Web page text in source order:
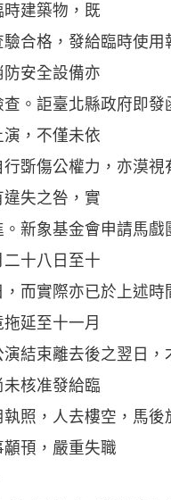
建築物，既
驗合格，發給臨時使用
安全設備亦
查。詎臺北縣政府即發
，不僅未依
行斲傷公權力，亦漠視
失之咎，實
新象基金會申請馬戲
十八日至十
而實際亦已於上述時
延至十一月
演結束離去後之翌日，
核准發給臨
執照，人去樓空，馬後
頇，嚴重失職